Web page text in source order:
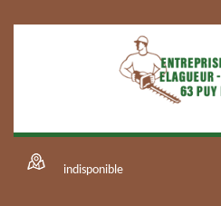
indisponible